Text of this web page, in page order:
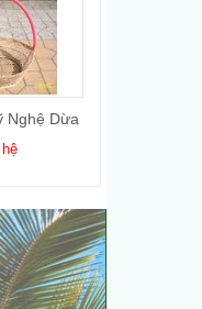
Nghệ Dừa